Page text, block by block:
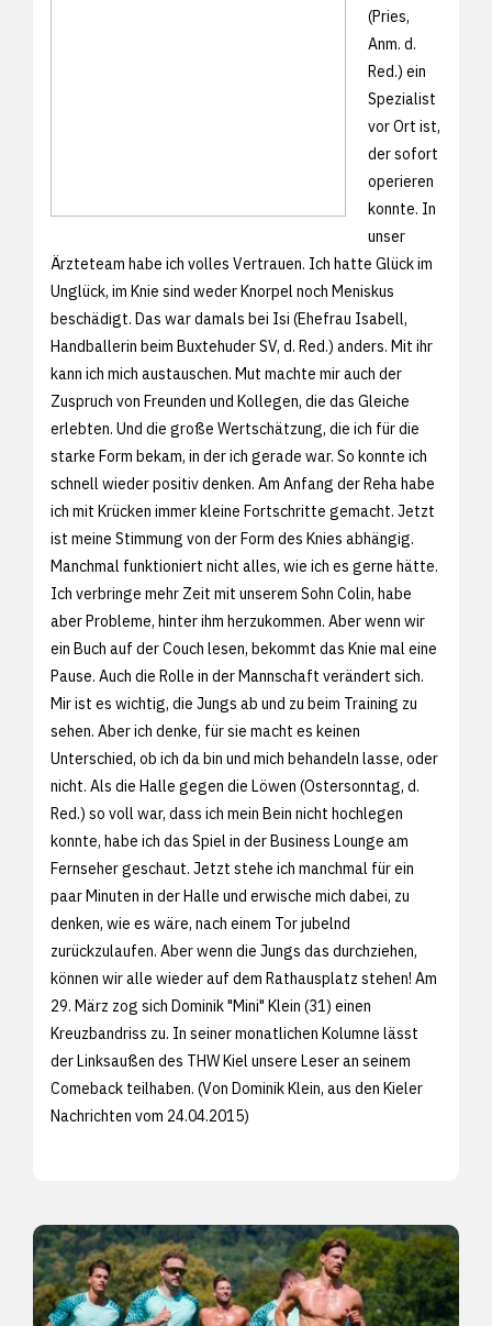
(Pries,
Anm. d.
Red.) ein
Spezialist
vor Ort ist,
der sofort
operieren
konnte. In
unser
Ärzteteam habe ich volles Vertrauen. Ich hatte Glück im
Unglück, im Knie sind weder Knorpel noch Meniskus
beschädigt. Das war damals bei Isi (Ehefrau Isabell,
Handballerin beim Buxtehuder SV, d. Red.) anders. Mit ihr
kann ich mich austauschen. Mut machte mir auch der
Zuspruch von Freunden und Kollegen, die das Gleiche
erlebten. Und die große Wertschätzung, die ich für die
starke Form bekam, in der ich gerade war. So konnte ich
schnell wieder positiv denken. Am Anfang der Reha habe
ich mit Krücken immer kleine Fortschritte gemacht. Jetzt
ist meine Stimmung von der Form des Knies abhängig.
Manchmal funktioniert nicht alles, wie ich es gerne hätte.
Ich verbringe mehr Zeit mit unserem Sohn Colin, habe
aber Probleme, hinter ihm herzukommen. Aber wenn wir
ein Buch auf der Couch lesen, bekommt das Knie mal eine
Pause. Auch die Rolle in der Mannschaft verändert sich.
Mir ist es wichtig, die Jungs ab und zu beim Training zu
sehen. Aber ich denke, für sie macht es keinen
Unterschied, ob ich da bin und mich behandeln lasse, oder
nicht. Als die Halle gegen die Löwen (Ostersonntag, d.
Red.) so voll war, dass ich mein Bein nicht hochlegen
konnte, habe ich das Spiel in der Business Lounge am
Fernseher geschaut. Jetzt stehe ich manchmal für ein
paar Minuten in der Halle und erwische mich dabei, zu
denken, wie es wäre, nach einem Tor jubelnd
zurückzulaufen. Aber wenn die Jungs das durchziehen,
können wir alle wieder auf dem Rathausplatz stehen! Am
29. März zog sich Dominik "Mini" Klein (31) einen
Kreuzbandriss zu. In seiner monatlichen Kolumne lässt
der Linksaußen des THW Kiel unsere Leser an seinem
Comeback teilhaben. (Von Dominik Klein, aus den Kieler
Nachrichten vom 24.04.2015)